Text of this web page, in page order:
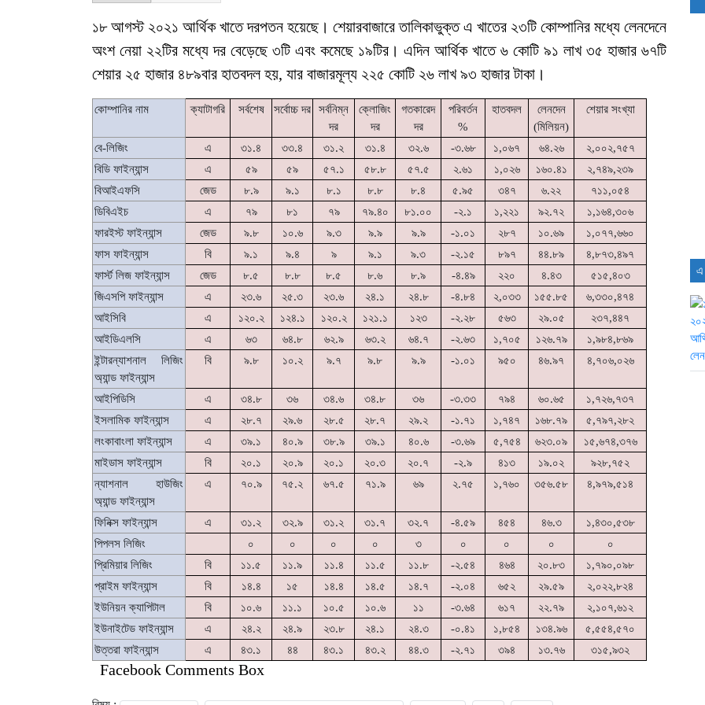
১৮ আগস্ট ২০২১ আর্থিক খাতে দরপতন হয়েছে। শেয়ারবাজারে তালিকাভুক্ত এ খাতের ২৩টি কোম্পানির মধ্যে লেনদেনে
অংশ নেয়া ২২টির মধ্যে দর বেড়েছে ৩টি এবং কমেছে ১৯টির। এদিন আর্থিক খাতে ৬ কোটি ৯১ লাখ ৩৫ হাজার ৬৭টি
শেয়ার ২৫ হাজার ৪৮৯বার হাতবদল হয়, যার বাজারমূল্য ২২৫ কোটি ২৬ লাখ ৯৩ হাজার টাকা।
কোম্পানির নাম ক্যাটাগরি সর্বশেষ সর্বোচ্চ দর
সর্বনিম্ন
দর
ক্লোজিং
দর
গতকারেদ
দর
পরিবর্তন
%
হাতবদল
লেনদেন
(মিলিয়ন)
শেয়ার সংখ্যা
বে-লিজিং এ ৩১.৪ ৩৩.৪ ৩১.২ ৩১.৪ ৩২.৬ -৩.৬৮ ১,০৬৭ ৬৪.২৬
২,০০২,৭৫৭
বিডি ফাইন্যান্স
এ ৫৯ ৫৯ ৫৭.১ ৫৮.৮ ৫৭.৫ ২.৬১ ১,০২৬ ১৬০.৪১
২,৭৪৯,২৩৯
বিআইএফসি
জেড ৮.৯ ৯.১ ৮.১ ৮.৮ ৮.৪ ৫.৯৫ ৩৪৭ ৬.২২
৭১১,০৫৪
ডিবিএইচ
এ ৭৯ ৮১ ৭৯ ৭৯.৪০ ৮১.০০ -২.১ ১,২২১ ৯২.৭২
১,১৬৪,৩০৬
ফারইস্ট ফাইন্যান্স
জেড ৯.৮ ১০.৬ ৯.৩ ৯.৯ ৯.৯ -১.০১ ২৮৭ ১০.৬৯
১,০৭৭,৬৬০
ফাস ফাইন্যান্স
বি ৯.১ ৯.৪ ৯ ৯.১ ৯.৩ -২.১৫ ৮৯৭ ৪৪.৮৯
৪,৮৭৩,৪৯৭
ফার্স্ট লিজ ফাইন্যান্স
জেড ৮.৫ ৮.৮ ৮.৫ ৮.৬ ৮.৯ -৪.৪৯ ২২০ ৪.৪৩
৫১৫,৪০৩
জিএসপি ফাইন্যান্স
এ ২৩.৬ ২৫.৩ ২৩.৬ ২৪.১ ২৪.৮ -৪.৮৪ ২,০৩৩ ১৫৫.৮৫
৬,৩৩০,৪৭৪
আইসিবি
এ ১২০.২ ১২৪.১ ১২০.২ ১২১.১ ১২৩ -২.২৮ ৫৬৩ ২৯.০৫
২৩৭,৪৪৭
আইডিএলসি
এ ৬৩ ৬৪.৮ ৬২.৯ ৬৩.২ ৬৪.৭ -২.৬৩ ১,৭০৫ ১২৬.৭৯
১,৯৮৪,৮৬৯
ইন্টারন্যাশনাল লিজিং
অ্যান্ড ফাইন্যান্স
বি ৯.৮ ১০.২ ৯.৭ ৯.৮ ৯.৯ -১.০১ ৯৫০ ৪৬.৯৭ ৪,৭০৬,০২৬
আইপিডিসি এ ৩৪.৮ ৩৬ ৩৪.৬ ৩৪.৮ ৩৬ -৩.৩৩ ৭৯৪ ৬০.৬৫
১,৭২৬,৭৩৭
ইসলামিক ফাইন্যান্স
এ ২৮.৭ ২৯.৬ ২৮.৫ ২৮.৭ ২৯.২ -১.৭১ ১,৭৪৭ ১৬৮.৭৯
৫,৭৯৭,২৮২
লংকাবাংলা ফাইন্যান্স
এ ৩৯.১ ৪০.৯ ৩৮.৯ ৩৯.১ ৪০.৬ -৩.৬৯ ৫,৭৫৪ ৬২৩.০৯
১৫,৬৭৪,৩৭৬
মাইডাস ফাইন্যান্স
বি ২০.১ ২০.৯ ২০.১ ২০.৩ ২০.৭ -২.৯ ৪১৩ ১৯.০২
৯২৮,৭৫২
ন্যাশনাল হাউজিং
অ্যান্ড ফাইন্যান্স
এ ৭০.৯ ৭৫.২ ৬৭.৫ ৭১.৯ ৬৯ ২.৭৫ ১,৭৬০ ৩৫৬.৫৮ ৪,৯৭৯,৫১৪
ফিনিক্স ফাইন্যান্স এ ৩১.২ ৩২.৯ ৩১.২ ৩১.৭ ৩২.৭ -৪.৫৯ ৪৫৪ ৪৬.৩
১,৪৩০,৫৩৮
পিপলস লিজিং
০ ০ ০ ০ ৩ ০ ০ ০
০
প্রিমিয়ার লিজিং
বি ১১.৫ ১১.৯ ১১.৪ ১১.৫ ১১.৮ -২.৫৪ ৪৬৪ ২০.৮৩
১,৭৯০,০৯৮
প্রাইম ফাইন্যান্স
বি ১৪.৪ ১৫ ১৪.৪ ১৪.৫ ১৪.৭ -২.০৪ ৬৫২ ২৯.৫৯
২,০২২,৮২৪
ইউনিয়ন ক্যাপিটাল
বি ১০.৬ ১১.১ ১০.৫ ১০.৬ ১১ -৩.৬৪ ৬১৭ ২২.৭৯
২,১০৭,৬১২
ইউনাইটেড ফাইন্যান্স
এ ২৪.২ ২৪.৯ ২৩.৮ ২৪.১ ২৪.৩ -০.৪১ ১,৮৫৪ ১৩৪.৯৬
৫,৫৫৪,৫৭০
উত্তরা ফাইন্যান্স
এ ৪৩.১ ৪৪ ৪৩.১ ৪৩.২ ৪৪.৩ -২.৭১ ৩৯৪ ১৩.৭৬ ৩১৫,৯৩২
Facebook Comments Box
এ